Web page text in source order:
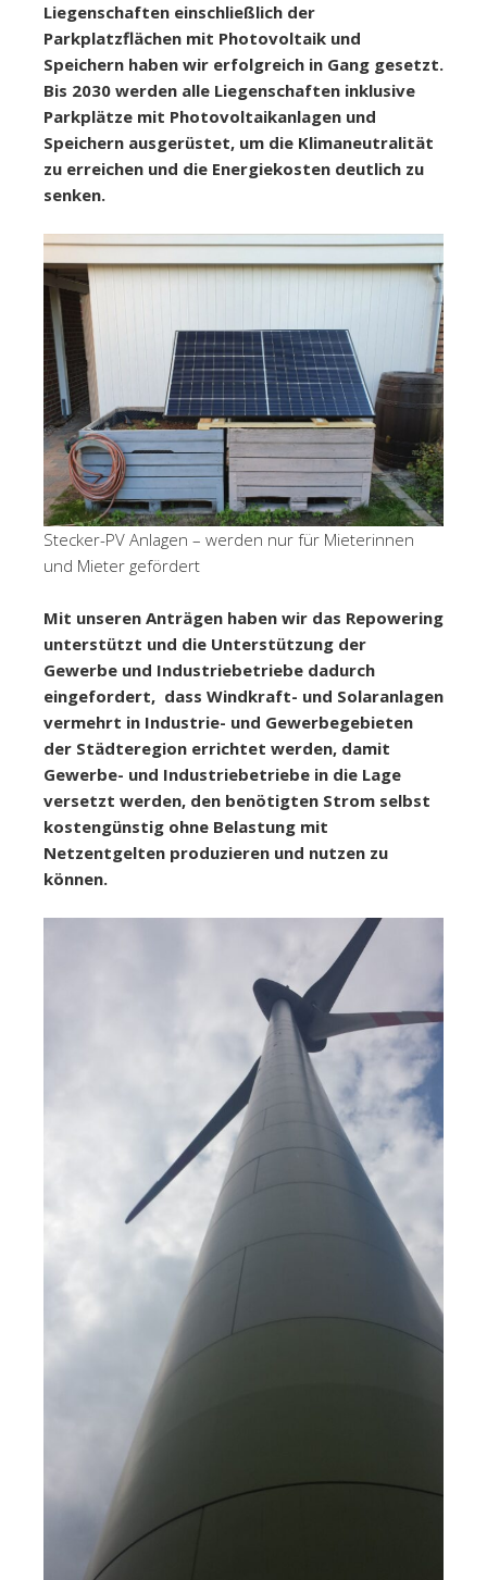
Liegenschaften einschließlich der
Parkplatzflächen mit Photovoltaik und
Speichern haben wir erfolgreich in Gang gesetzt.
Bis 2030 werden alle Liegenschaften inklusive
Parkplätze mit Photovoltaikanlagen und
Speichern ausgerüstet, um die Klimaneutralität
zu erreichen und die Energiekosten deutlich zu
senken.
Stecker-PV Anlagen – werden nur für Mieterinnen
und Mieter gefördert
Mit unseren Anträgen haben wir das Repowering
unterstützt und die Unterstützung der
Gewerbe und Industriebetriebe dadurch
eingefordert, dass Windkraft- und Solaranlagen
vermehrt in Industrie- und Gewerbegebieten
der Städteregion errichtet werden, damit
Gewerbe- und Industriebetriebe in die Lage
versetzt werden, den benötigten Strom selbst
kostengünstig ohne Belastung mit
Netzentgelten produzieren und nutzen zu
können.